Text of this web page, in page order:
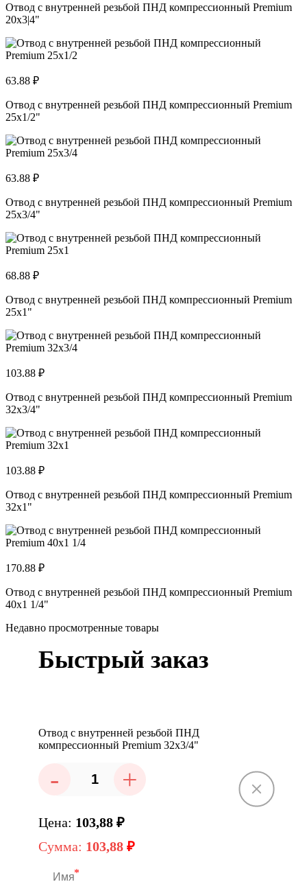
Отвод с внутренней резьбой ПНД компрессионный Premium
20x3|4"
63.88 ₽
Отвод с внутренней резьбой ПНД компрессионный Premium
25x1/2"
63.88 ₽
Отвод с внутренней резьбой ПНД компрессионный Premium
25x3/4"
68.88 ₽
Отвод с внутренней резьбой ПНД компрессионный Premium
25x1"
103.88 ₽
Отвод с внутренней резьбой ПНД компрессионный Premium
32x3/4"
103.88 ₽
Отвод с внутренней резьбой ПНД компрессионный Premium
32x1"
170.88 ₽
Отвод с внутренней резьбой ПНД компрессионный Premium
40x1 1/4"
Недавно просмотренные товары
Быстрый заказ
Отвод с внутренней резьбой ПНД
компрессионный Premium 32x3/4"
- +
Цена: 103,88 ₽
Сумма: 103,88 ₽